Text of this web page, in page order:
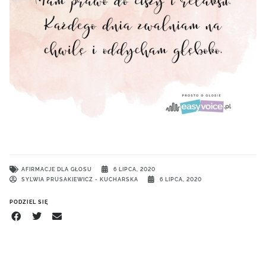
AFIRMACJE DLA GŁOSU
6 LIPCA, 2020
SYLWIA PRUSAKIEWICZ - KUCHARSKA
6 LIPCA, 2020
PODZIEL SIĘ